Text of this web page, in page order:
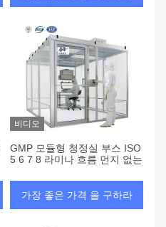
비디오
GMP 모듈형 청정실 부스 ISO
5 6 7 8 라미나 흐름 먼지 없는
가장 좋은 가격 을 구하라